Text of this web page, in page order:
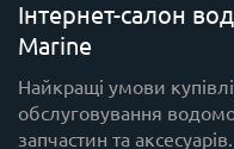
Інтернет-салон
Marine
Найкращі умови
обслуговування
запчастин та аксесуарів.